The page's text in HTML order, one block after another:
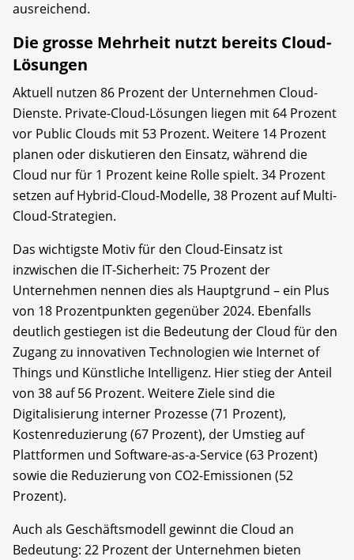
ausreichend.
Die grosse Mehrheit nutzt bereits Cloud-
Lösungen
Aktuell nutzen 86 Prozent der Unternehmen Cloud-
Dienste. Private-Cloud-Lösungen liegen mit 64 Prozent
vor Public Clouds mit 53 Prozent. Weitere 14 Prozent
planen oder diskutieren den Einsatz, während die
Cloud nur für 1 Prozent keine Rolle spielt. 34 Prozent
setzen auf Hybrid-Cloud-Modelle, 38 Prozent auf Multi-
Cloud-Strategien.
Das wichtigste Motiv für den Cloud-Einsatz ist
inzwischen die IT-Sicherheit: 75 Prozent der
Unternehmen nennen dies als Hauptgrund – ein Plus
von 18 Prozentpunkten gegenüber 2024. Ebenfalls
deutlich gestiegen ist die Bedeutung der Cloud für den
Zugang zu innovativen Technologien wie Internet of
Things und Künstliche Intelligenz. Hier stieg der Anteil
von 38 auf 56 Prozent. Weitere Ziele sind die
Digitalisierung interner Prozesse (71 Prozent),
Kostenreduzierung (67 Prozent), der Umstieg auf
Plattformen und Software-as-a-Service (63 Prozent)
sowie die Reduzierung von CO2-Emissionen (52
Prozent).
Auch als Geschäftsmodell gewinnt die Cloud an
Bedeutung: 22 Prozent der Unternehmen bieten